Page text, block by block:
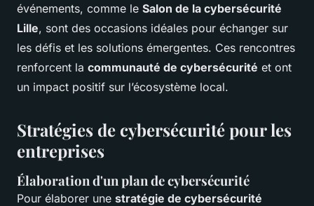
événements, comme le Salon de la cybersécurité
Lille, sont des occasions idéales pour échanger sur
les défis et les solutions émergentes. Ces rencontres
renforcent la communauté de cybersécurité et ont
un impact positif sur l’écosystème local.
Stratégies de cybersécurité pour les
entreprises
Élaboration d'un plan de cybersécurité
Pour élaborer une stratégie de cybersécurité